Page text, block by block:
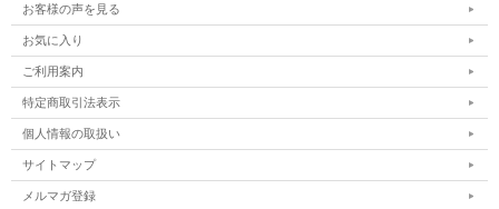
お客様の声を見る
お気に入り
ご利用案内
特定商取引法表示
個人情報の取扱い
サイトマップ
メルマガ登録